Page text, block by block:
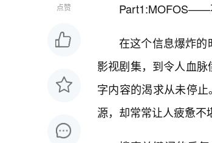
点赞 Part1:MOFOS——
在这个信息爆炸
影视剧集，到令人血
字内容的渴求从未停
源，却常常让人疲惫不